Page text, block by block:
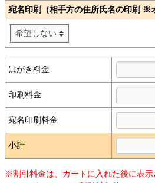
宛名印刷（相手方の住所氏名の印刷 ※
はがき料金
印刷料金
宛名印刷料金
小計
※割引料金は、カートに入れた後に表示